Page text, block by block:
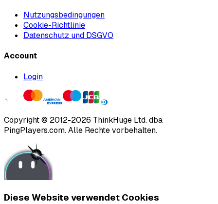
Nutzungsbedingungen
Cookie-Richtlinie
Datenschutz und DSGVO
Account
Login
Copyright © 2012-2026 ThinkHuge Ltd.dba
PingPlayers.com.Alle Rechte vorbehalten.
Diese Website verwendet Cookies